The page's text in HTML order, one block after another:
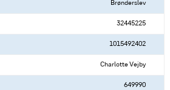
Brønderslev
32445225
1015492402
Charlotte Vejby
649990